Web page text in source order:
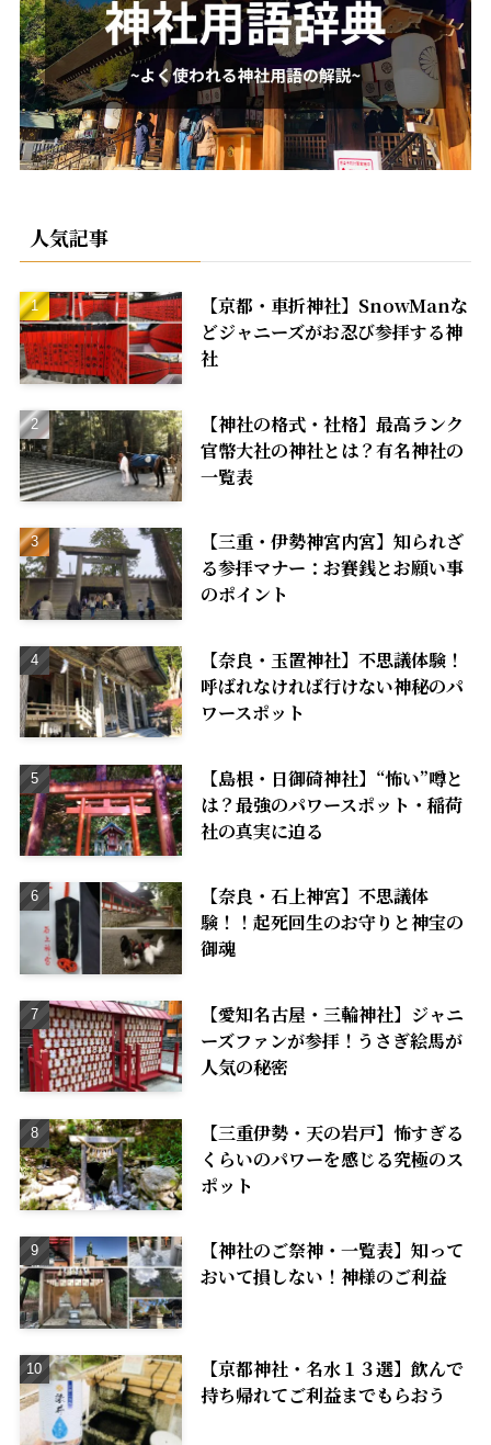
人気記事
【京都・車折神社】SnowManな
どジャニーズがお忍び参拝する神
社
【神社の格式・社格】最高ランク
官幣大社の神社とは？有名神社の
一覧表
【三重・伊勢神宮内宮】知られざ
る参拝マナー：お賽銭とお願い事
のポイント
【奈良・玉置神社】不思議体験！
呼ばれなければ行けない神秘のパ
ワースポット
【島根・日御碕神社】“怖い”噂と
は？最強のパワースポット・稲荷
社の真実に迫る
【奈良・石上神宮】不思議体
験！！起死回生のお守りと神宝の
御魂
【愛知名古屋・三輪神社】ジャニ
ーズファンが参拝！うさぎ絵馬が
人気の秘密
【三重伊勢・天の岩戸】怖すぎる
くらいのパワーを感じる究極のス
ポット
【神社のご祭神・一覧表】知って
おいて損しない！神様のご利益
【京都神社・名水１３選】飲んで
持ち帰れてご利益までもらおう